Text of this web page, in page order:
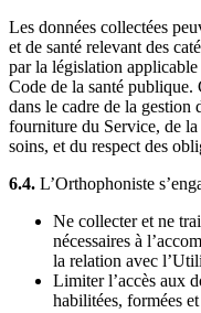
Les données collectées
et de santé relevant des
par la législation applicable
Code de la santé publique.
dans le cadre de la gestion
fourniture du Service, de
soins, et du respect des
6.4. L’Orthophoniste
Ne collecter et ne
nécessaires à
la relation avec
Limiter l’accès aux
habilitées, formées